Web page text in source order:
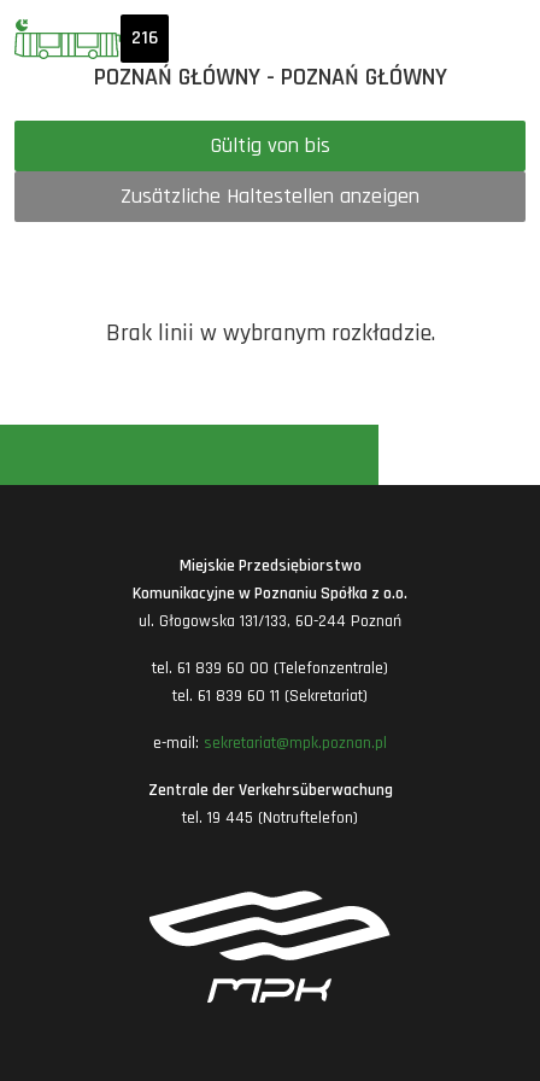
216
POZNAŃ GŁÓWNY - POZNAŃ GŁÓWNY
Gültig von bis
Zusätzliche Haltestellen anzeigen
Brak linii w wybranym rozkładzie.
Miejskie Przedsiębiorstwo
Komunikacyjne w Poznaniu Spółka z o.o.
ul. Głogowska 131/133, 60-244 Poznań
tel. 61 839 60 00 (Telefonzentrale)
tel. 61 839 60 11 (Sekretariat)
e-mail: sekretariat@mpk.poznan.pl
Zentrale der Verkehrsüberwachung
tel. 19 445 (Notruftelefon)